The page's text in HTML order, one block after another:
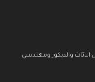
والديكور ومهندسي